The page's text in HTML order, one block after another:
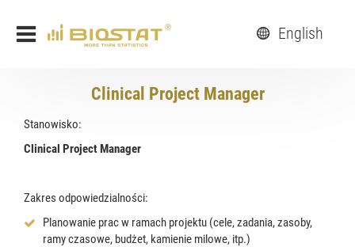
English
Clinical Project Manager
Stanowisko:
Clinical Project Manager
Zakres odpowiedzialności:
Planowanie prac w ramach projektu (cele, zadania, zasoby,
ramy czasowe, budżet, kamienie milowe, itp.)